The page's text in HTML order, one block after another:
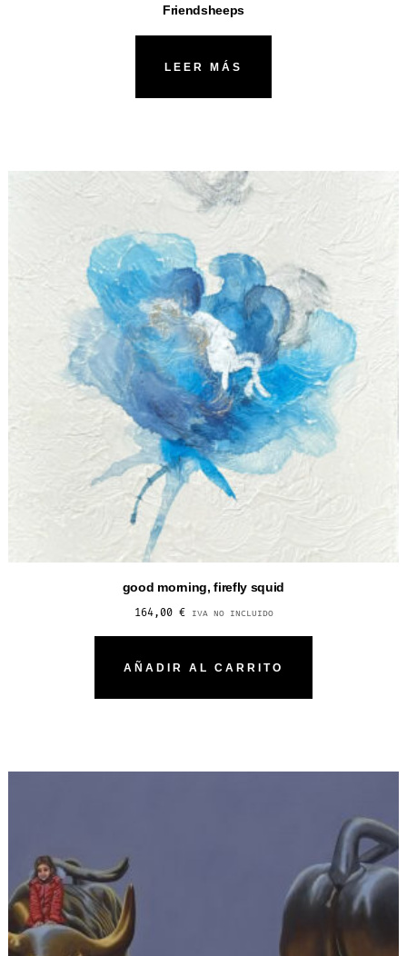
Friendsheeps
LEER MÁS
good morning, firefly squid
164,00 € IVA NO INCLUIDO
AÑADIR AL CARRITO